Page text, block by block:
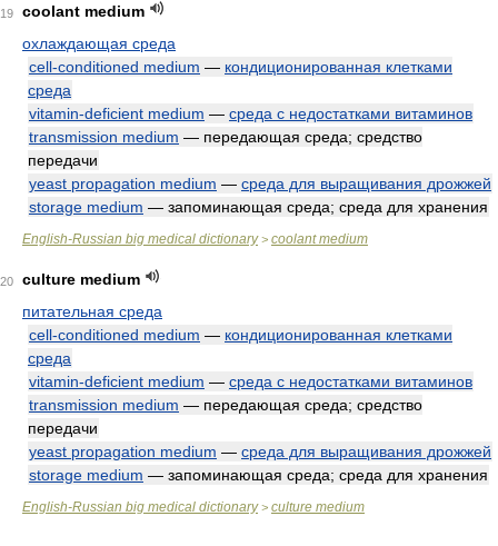
19
coolant medium
охлаждающая среда
cell-conditioned medium — кондиционированная клетками
среда
vitamin-deficient medium — среда с недостатками витаминов
transmission medium — передающая среда; средство
передачи
yeast propagation medium — среда для выращивания дрожжей
storage medium — запоминающая среда; среда для хранения
English-Russian big medical dictionary> coolant medium
20
culture medium
питательная среда
cell-conditioned medium — кондиционированная клетками
среда
vitamin-deficient medium — среда с недостатками витаминов
transmission medium — передающая среда; средство
передачи
yeast propagation medium — среда для выращивания дрожжей
storage medium — запоминающая среда; среда для хранения
English-Russian big medical dictionary> culture medium